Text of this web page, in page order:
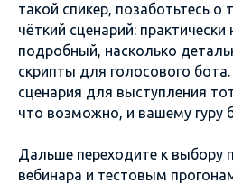
такой спикер, позаботьтесь
чёткий сценарий:
подробный, насколько
скрипты для голосового
сценария для выступления
что возможно, и вашему гуру
Дальше переходите к
вебинара и тестовым